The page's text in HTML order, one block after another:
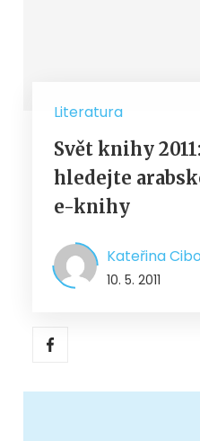
Literatura
Svět knihy
hledejte
e-knihy
Kateřina
10. 5. 2011